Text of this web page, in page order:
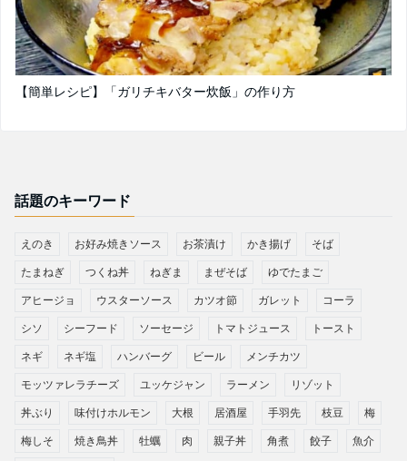
【簡単レシピ】「ガリチキバター炊飯」の作り方
話題のキーワード
えのき お好み焼きソース お茶漬け かき揚げ そば
たまねぎ つくね丼 ねぎま まぜそば ゆでたまご
アヒージョ ウスターソース カツオ節 ガレット コーラ
シソ シーフード ソーセージ トマトジュース トースト
ネギ ネギ塩 ハンバーグ ビール メンチカツ
モッツァレラチーズ ユッケジャン ラーメン リゾット
丼ぶり 味付けホルモン 大根 居酒屋 手羽先 枝豆 梅
梅しそ 焼き鳥丼 牡蠣 肉 親子丼 角煮 餃子 魚介